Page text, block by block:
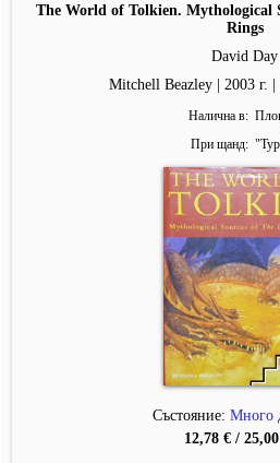
The World of Tolkien. Mythological
Rings
David Day
Mitchell Beazley | 2003 г.
Налична в
При щанд
"
Състояние: Много
12,78 € /